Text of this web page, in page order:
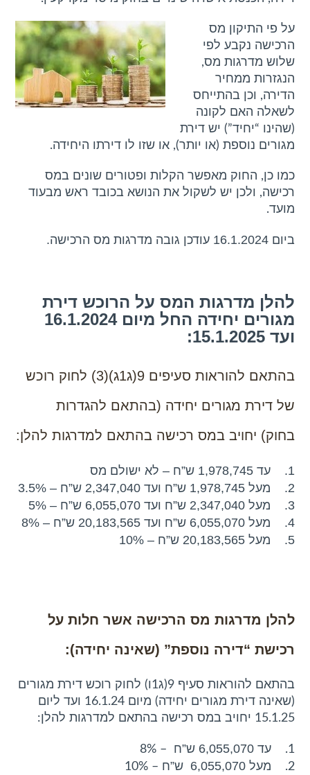
לאפס
את
כל
האפשרויות
cached
m
על פי התיקון מס
הרכישה נקבע לפי
שלוש מדרגות מס,
הנגזרות ממחיר
הדירה, וכן בהתייחס
לשאלה האם לקונה
(שהינו “יחיד”) יש דירת
מגורים נוספת (או יותר), או שזו לו דירתו היחידה.
כמו כן, החוק מאפשר הקלות ופטורים שונים במס
רכישה, ולכן יש לשקול את הנושא בכובד ראש מבעוד
מועד.
ביום 16.1.2024 עודכן גובה מדרגות מס הרכישה.
להלן מדרגות המס על הרוכש דירת
מגורים יחידה החל מיום 16.1.2024
ועד 15.1.2025:
בהתאם להוראות סעיפים 9(ג1ג)(3) לחוק רוכש
של דירת מגורים יחידה (בהתאם להגדרות
בחוק) יחויב במס רכישה בהתאם למדרגות להלן:
1. עד 1,978,745 ש”ח – לא ישולם מס
2. מעל 1,978,745 ש”ח ועד 2,347,040 ש”ח – 3.5%
3. מעל 2,347,040 ש”ח ועד 6,055,070 ש”ח – 5%
4. מעל 6,055,070 ש”ח ועד 20,183,565 ש”ח – 8%
5. מעל 20,183,565 ש”ח – 10%
להלן מדרגות מס הרכישה אשר חלות על
רכישת “דירה נוספת” (שאינה יחידה):
בהתאם להוראות סעיף 9(ג1ו) לחוק רוכש דירת מגורים
(שאינה דירת מגורים יחידה) מיום 16.1.24 ועד ליום
15.1.25 יחויב במס רכישה בהתאם למדרגות להלן:
1. עד 6,055,070 ש”ח – 8%
2. מעל
6,055,070 ש”ח – 10%